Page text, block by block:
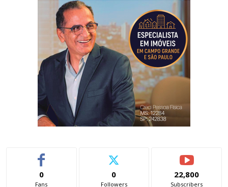
0
Fans
0
Followers
22,800
Subscribers